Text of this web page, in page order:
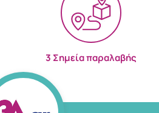
3 Σημεία παραλαβής